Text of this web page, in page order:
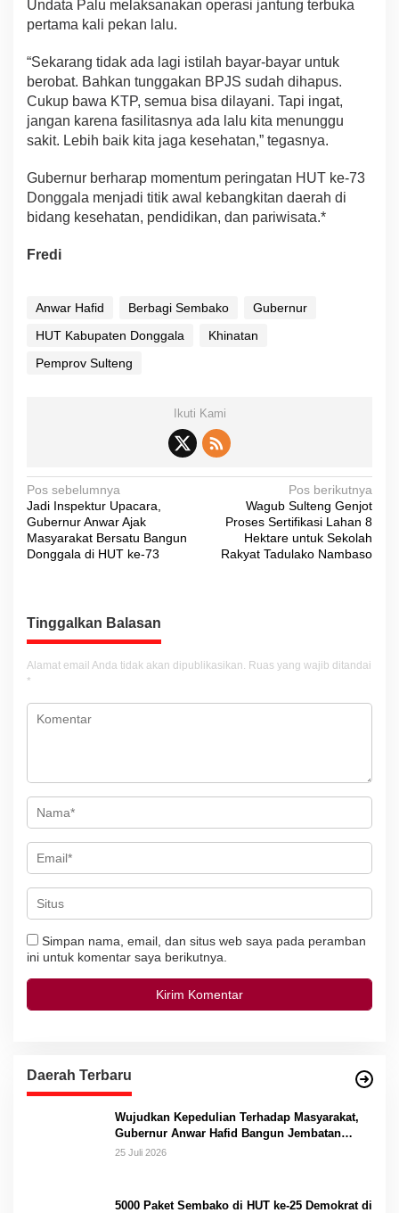
Undata Palu melaksanakan operasi jantung terbuka
pertama kali pekan lalu.
“Sekarang tidak ada lagi istilah bayar-bayar untuk
berobat. Bahkan tunggakan BPJS sudah dihapus.
Cukup bawa KTP, semua bisa dilayani. Tapi ingat,
jangan karena fasilitasnya ada lalu kita menunggu
sakit. Lebih baik kita jaga kesehatan,” tegasnya.
Gubernur berharap momentum peringatan HUT ke-73
Donggala menjadi titik awal kebangkitan daerah di
bidang kesehatan, pendidikan, dan pariwisata.*
Fredi
Anwar Hafid Berbagi Sembako
Gubernur
HUT Kabupaten Donggala
Khinatan
Pemprov Sulteng
Ikuti Kami
N
a
v
a
s
i
o
Pos sebelumnya
Jadi Inspektur Upacara,
Gubernur Anwar Ajak
Masyarakat Bersatu Bangun
Donggala di HUT ke-73
Pos berikutnya
Wagub Sulteng Genjot
Proses Sertifikasi Lahan 8
Hektare untuk Sekolah
Rakyat Tadulako Nambaso
Tinggalkan Balasan
Alamat email Anda tidak akan dipublikasikan. Ruas yang wajib ditandai
*
Simpan nama, email, dan situs web saya pada peramban
ini untuk komentar saya berikutnya.
Daerah Terbaru
Wujudkan Kepedulian Terhadap Masyarakat,
Gubernur Anwar Hafid Bangun Jembatan
Gantung Masungkang dengan Dana Pribadi
25 Juli 2026
5000 Paket Sembako di HUT ke-25 Demokrat di